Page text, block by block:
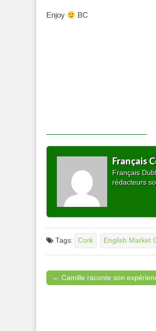
Enjoy BC
Français
Français
rédacteurs
Tags: Cork English Market
Post navigation
← Camille raconte son